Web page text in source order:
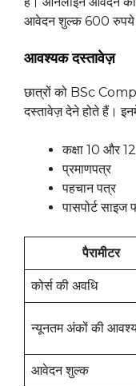
आवेदन शुल्क 600 रुपये
आवश्यक दस्तावेज़
छात्रों को BSc
दस्तावेज़ देने होते हैं।
कक्षा 10 और 12
प्रमाणपत्र
पहचान पत्र
पासपोर्ट साइज
पैरामीटर
कोर्स की अवधि
न्यूनतम अंकों की
आवेदन शुल्क